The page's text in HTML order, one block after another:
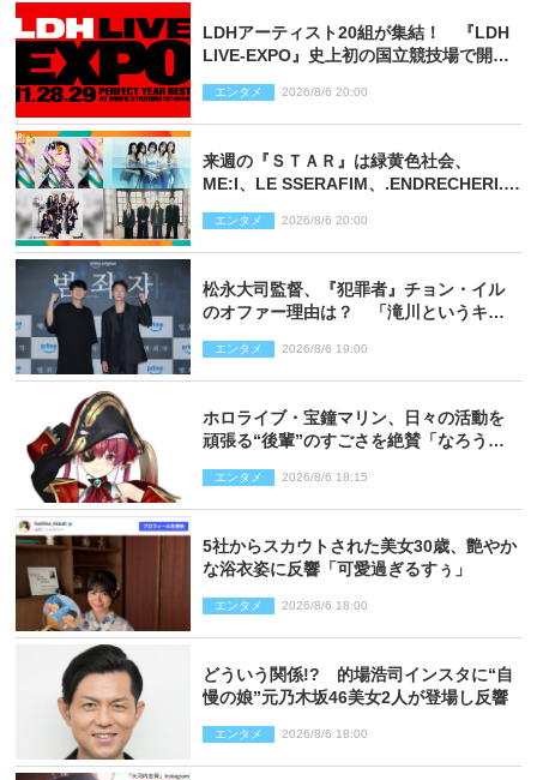
LDHアーティスト20組が集結！ 『LDH
LIVE‐EXPO』史上初の国立競技場で開催
エンタメ 2026/8/6 20:00
来週の『ＳＴＡＲ』は緑黄色社会、
ME:I、LE SSERAFIM、.ENDRECHERI.が
エンタメ 2026/8/6 20:00
松永大司監督、『犯罪者』チョン・イル
のオファー理由は？ 「滝川というキャ
かった」
エンタメ 2026/8/6 19:00
ホロライブ・宝鐘マリン、日々の活動を
頑張る“後輩”のすごさを絶賛「なろう系
エンタメ 2026/8/6 18:15
5社からスカウトされた美女30歳、艶やか
な浴衣姿に反響「可愛過ぎるすぅ」
エンタメ 2026/8/6 18:00
どういう関係!? 的場浩司インスタに“自
慢の娘”元乃木坂46美女2人が登場し反響
エンタメ 2026/8/6 18:00